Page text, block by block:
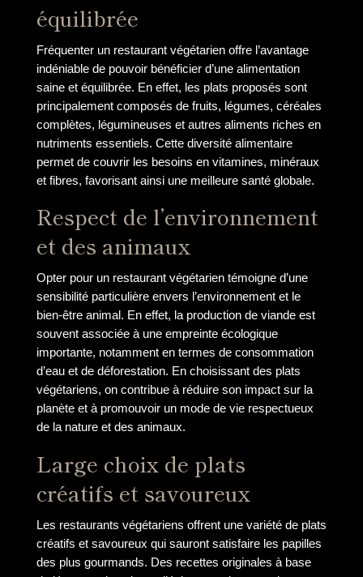
équilibrée
Fréquenter un restaurant végétarien offre l’avantage
indéniable de pouvoir bénéficier d’une alimentation
saine et équilibrée. En effet, les plats proposés sont
principalement composés de fruits, légumes, céréales
complètes, légumineuses et autres aliments riches en
nutriments essentiels. Cette diversité alimentaire
permet de couvrir les besoins en vitamines, minéraux
et fibres, favorisant ainsi une meilleure santé globale.
Respect de l’environnement
et des animaux
Opter pour un restaurant végétarien témoigne d’une
sensibilité particulière envers l’environnement et le
bien-être animal. En effet, la production de viande est
souvent associée à une empreinte écologique
importante, notamment en termes de consommation
d’eau et de déforestation. En choisissant des plats
végétariens, on contribue à réduire son impact sur la
planète et à promouvoir un mode de vie respectueux
de la nature et des animaux.
Large choix de plats
créatifs et savoureux
Les restaurants végétariens offrent une variété de plats
créatifs et savoureux qui sauront satisfaire les papilles
des plus gourmands. Des recettes originales à base